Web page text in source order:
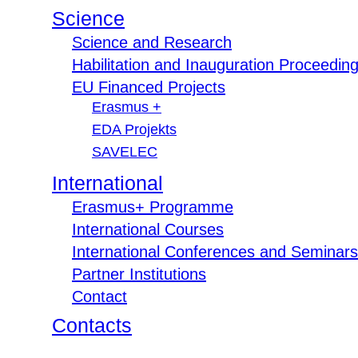
Science
Science and Research
Habilitation and Inauguration
EU Financed Projects
Erasmus +
EDA Projekts
SAVELEC
International
Erasmus+ Programme
International Courses
International Conferences and Seminars
Partner Institutions
Contact
Contacts